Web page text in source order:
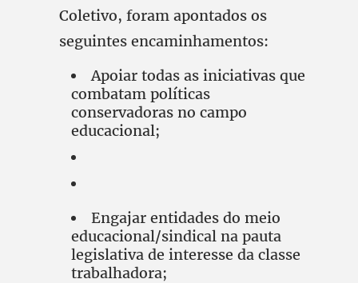
Coletivo, foram apontados os
seguintes encaminhamentos:
Apoiar todas as iniciativas que
combatam políticas
conservadoras no campo
educacional;
Engajar entidades do meio
educacional/sindical na pauta
legislativa de interesse da classe
trabalhadora;